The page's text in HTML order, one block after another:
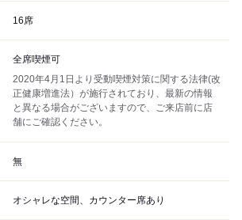
16席
全席喫煙可
2020年4月1日より受動喫煙対策に関する法律(改
正健康増進法）が施行されており、最新の情報
と異なる場合がございますので、ご来店前に店
舗にご確認ください。
無
オシャレな空間、カウンター席あり